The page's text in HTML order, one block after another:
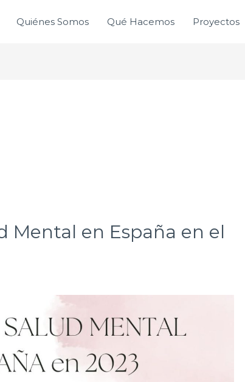
Quiénes Somos Qué Hacemos Proyectos
Mental en España en el